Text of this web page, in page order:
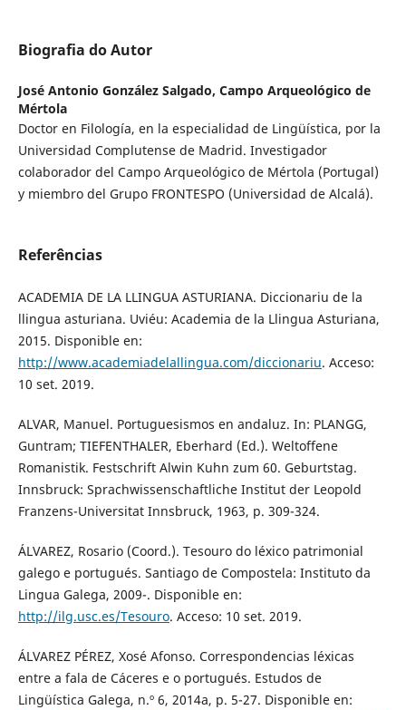
Biografia do Autor
José Antonio González Salgado, Campo Arqueológico de
Mértola
Doctor en Filología, en la especialidad de Lingüística, por la
Universidad Complutense de Madrid. Investigador
colaborador del Campo Arqueológico de Mértola (Portugal)
y miembro del Grupo FRONTESPO (Universidad de Alcalá).
Referências
ACADEMIA DE LA LLINGUA ASTURIANA. Diccionariu de la
llingua asturiana. Uviéu: Academia de la Llingua Asturiana,
2015. Disponible en:
http://www.academiadelallingua.com/diccionariu. Acceso:
10 set. 2019.
ALVAR, Manuel. Portuguesismos en andaluz. In: PLANGG,
Guntram; TIEFENTHALER, Eberhard (Ed.). Weltoffene
Romanistik. Festschrift Alwin Kuhn zum 60. Geburtstag.
Innsbruck: Sprachwissenschaftliche Institut der Leopold
Franzens-Universitat Innsbruck, 1963, p. 309-324.
ÁLVAREZ, Rosario (Coord.). Tesouro do léxico patrimonial
galego e portugués. Santiago de Compostela: Instituto da
Lingua Galega, 2009-. Disponible en:
http://ilg.usc.es/Tesouro. Acceso: 10 set. 2019.
ÁLVAREZ PÉREZ, Xosé Afonso. Correspondencias léxicas
entre a fala de Cáceres e o portugués. Estudos de
Lingüística Galega, n.º 6, 2014a, p. 5-27. Disponible en: